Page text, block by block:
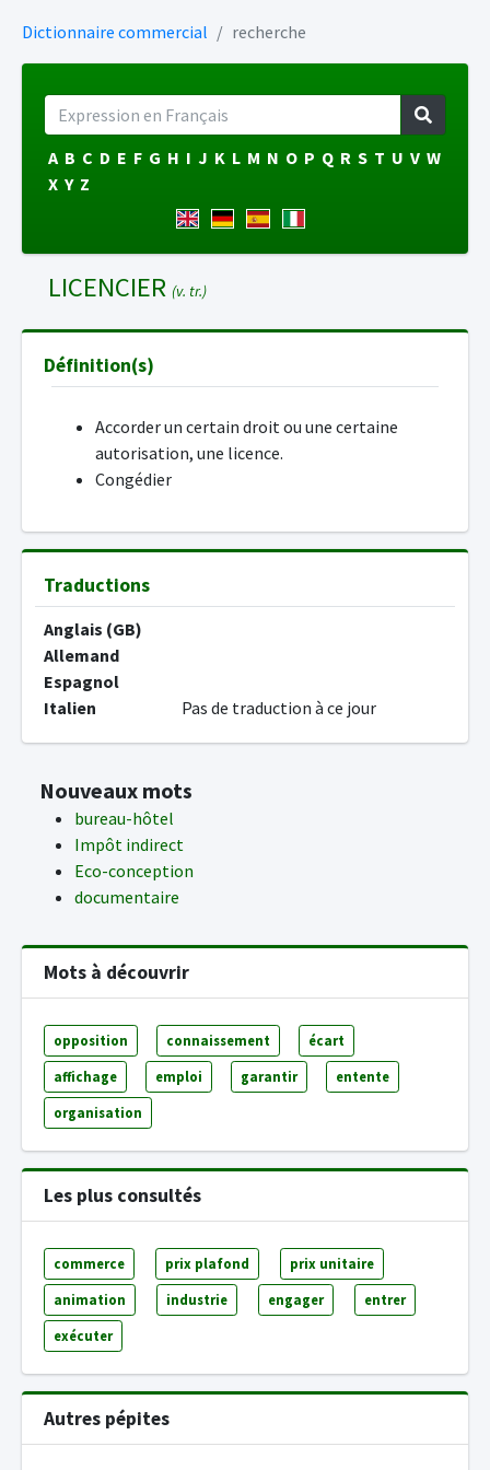
Dictionnaire commercial recherche
A B C D E F G H I J K L M N O P Q R S T U V W
X Y Z
LICENCIER (v. tr.)
Définition(s)
Accorder un certain droit ou une certaine
autorisation, une licence.
Congédier
Traductions
Anglais (GB)
Allemand
Espagnol
Italien
Pas de traduction à ce jour
Nouveaux mots
bureau-hôtel
Impôt indirect
Eco-conception
documentaire
Mots à découvrir
opposition connaissement écart
affichage emploi garantir entente
organisation
Les plus consultés
commerce prix plafond prix unitaire
animation industrie engager entrer
exécuter
Autres pépites